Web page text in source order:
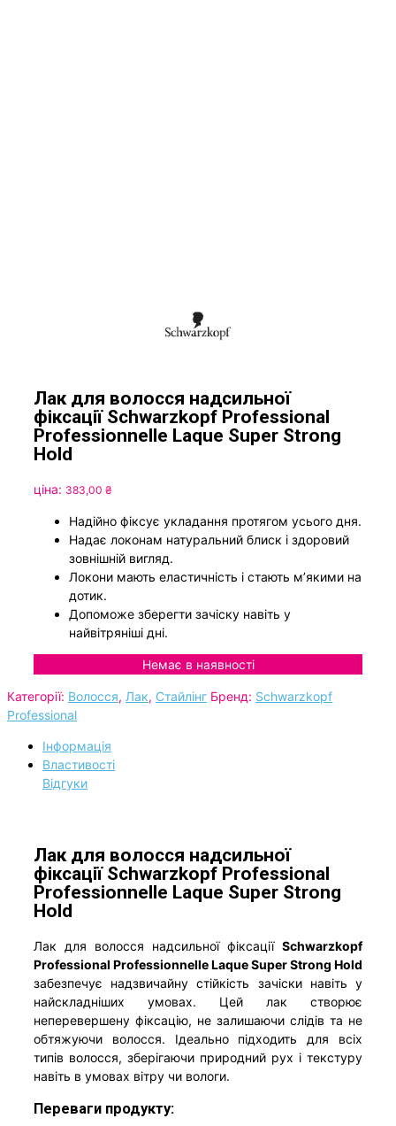
Лак для волосся надсильної
фіксації Schwarzkopf Professional
Professionnelle Laque Super Strong
Hold
ціна: 383,00 ₴
Надійно фіксує укладання протягом усього дня.
Надає локонам натуральний блиск і здоровий
зовнішній вигляд.
Локони мають еластичність і стають м’якими на
дотик.
Допоможе зберегти зачіску навіть у
найвітряніші дні.
Немає в наявності
Категорії: Волосся, Лак, Стайлінг Бренд: Schwarzkopf
Professional
Інформація
Властивості
Відгуки
Лак для волосся надсильної
фіксації Schwarzkopf Professional
Professionnelle Laque Super Strong
Hold
Лак для волосся надсильної фіксації Schwarzkopf
Professional Professionnelle Laque Super Strong Hold
забезпечує надзвичайну стійкість зачіски навіть у
найскладніших умовах. Цей лак створює
неперевершену фіксацію, не залишаючи слідів та не
обтяжуючи волосся. Ідеально підходить для всіх
типів волосся, зберігаючи природний рух і текстуру
навіть в умовах вітру чи вологи.
Переваги продукту: